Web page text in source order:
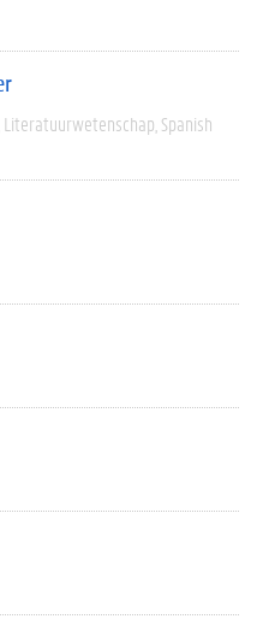
Literatuurwetenschap Spanish